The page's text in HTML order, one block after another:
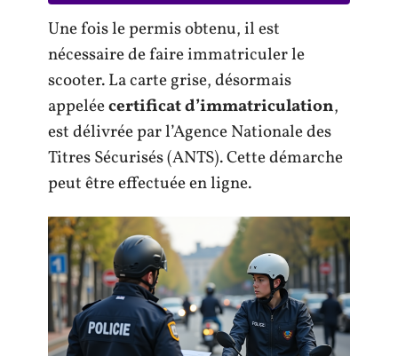
Une fois le permis obtenu, il est
nécessaire de faire immatriculer le
scooter. La carte grise, désormais
appeléecertificat d’immatriculation,
est délivrée par l’Agence Nationale des
Titres Sécurisés (ANTS). Cette démarche
peut être effectuée en ligne.